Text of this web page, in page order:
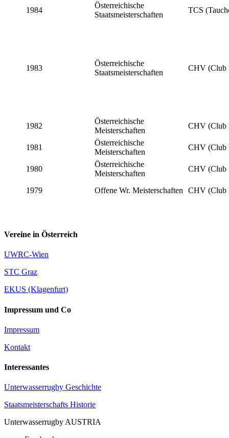
1984
Österreichische
Staatsmeisterschaften
TCS
1983
Österreichische
Staatsmeisterschaften
CHV (Club
1982
Österreichische
Meisterschaften
CHV (Club
1981
Österreichische
Meisterschaften
CHV (Club
1980
Österreichische
Meisterschaften
CHV (Club
1979 Offene Wr. Meisterschaften CHV (Club
Vereine in Österreich
UWRC-Wien
STC Graz
EKUS (Klagenfurt)
Impressum und Co
Impressum
Kontakt
Interessantes
Unterwasserrugby Geschichte
Staatsmeisterschafts Historie
Unterwasserrugby AUSTRIA